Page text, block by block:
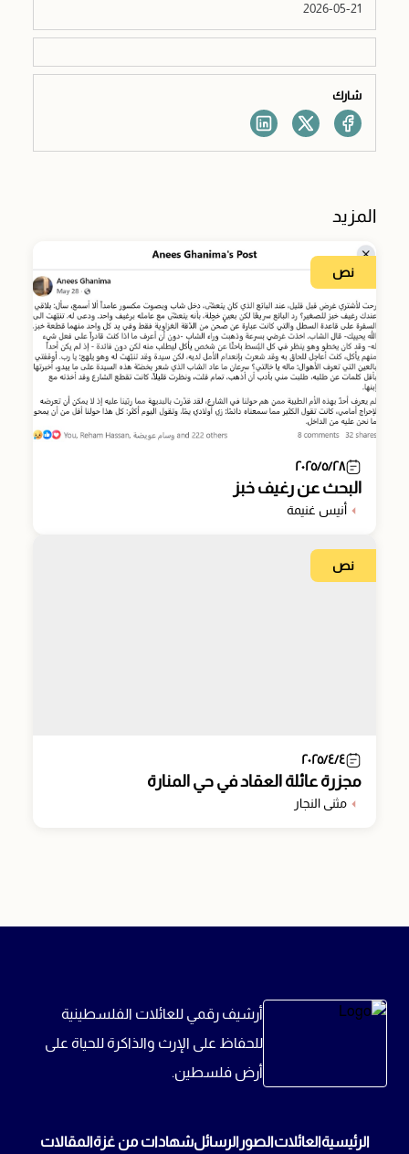
2026-05-21
شارك
المزيد
نص
٢٠٢٥/٥/٢٨
البحث عن رغيف خبز
أنيس غنيمة
نص
٢٠٢٥/٤/٤
مجزرة عائلة العقاد في حي المنارة
مثنى النجار
أرشيف رقمي للعائلات الفلسطينية
للحفاظ على الإرث والذاكرة للحياة على
أرض فلسطين.
الرئيسيةالعائلاتالصور الرسائلشهادات من غزةالمقالات